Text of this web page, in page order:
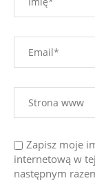
Zapisz moje
internetową w
następnym